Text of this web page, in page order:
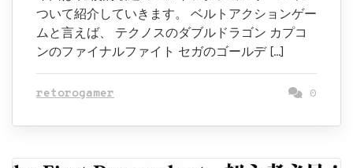
ついて紹介していきます。 ベルトアクションゲー
ムと言えば、 テクノスのダブルドラゴン カプコ
ンのファイナルファイト セガのゴールデ […]
retorogamer 0